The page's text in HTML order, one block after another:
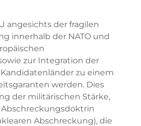
angesichts der fragilen
innerhalb der NATO und
zur Integration der
zu einem
werden. Dies
der militärischen Stärke,
Abschreckung), die